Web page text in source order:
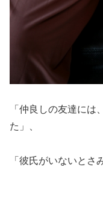
「仲良しの友達には
た」、
「彼氏がいないとさ